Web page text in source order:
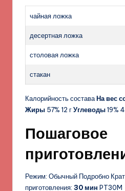
чайная ложка
десертная ложка
столовая ложка
стакан
Калорийность составаНа вес
Жиры 57% 12 гУглеводы19%
Пошаговое
Режим: Обычный Подробно
приготовления: 30 мин PT30M